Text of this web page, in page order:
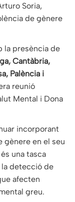
Soria,
de gènere
la presència de
Cantàbria,
Palència i
reunió
Mental i Dona
incorporant
gènere en el seu
una tasca
detecció de
afecten
greu.